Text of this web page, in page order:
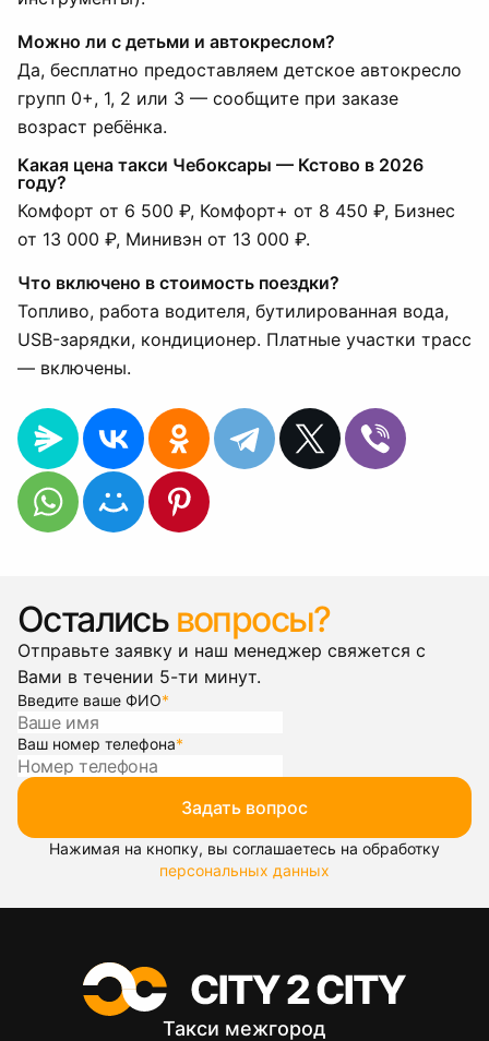
Можно ли с детьми и автокреслом?
Да, бесплатно предоставляем детское автокресло
групп 0+, 1, 2 или 3 — сообщите при заказе
возраст ребёнка.
Какая цена такси Чебоксары — Кстово в 2026
году?
Комфорт от 6 500 ₽, Комфорт+ от 8 450 ₽, Бизнес
от 13 000 ₽, Минивэн от 13 000 ₽.
Что включено в стоимость поездки?
Топливо, работа водителя, бутилированная вода,
USB-зарядки, кондиционер. Платные участки трасс
— включены.
Остались вопросы?
Отправьте заявку и наш менеджер свяжется с
Вами в течении 5-ти минут.
Введите ваше ФИО*
Ваш номер телефона*
Задать вопрос
Нажимая на кнопку, вы соглашаетесь на обработку
персональных данных
Такси межгород